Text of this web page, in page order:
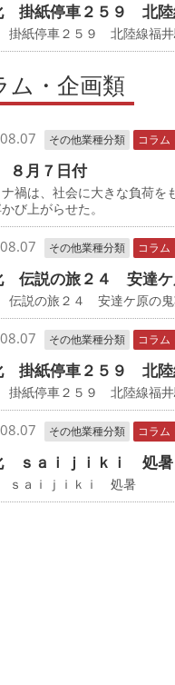
掛紙停車２５９ 北陸
紙停車２５９ 北陸線福井
ム・企画類
その他業種分類 コラム
月７日付
禍は、社会に大きな負荷を
び上がらせた。
その他業種分類 コラム
伝説の旅２４ 安達ケ
説の旅２４ 安達ケ原の
その他業種分類 コラム
掛紙停車２５９ 北陸
紙停車２５９ 北陸線福井
その他業種分類 コラム
ｓａｉｊｉｋｉ 処暑
ｓａｉｊｉｋｉ 処暑